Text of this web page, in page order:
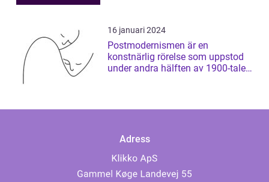
16 januari 2024
Postmodernismen är en
konstnärlig rörelse som uppstod
under andra hälften av 1900-talet
Adress